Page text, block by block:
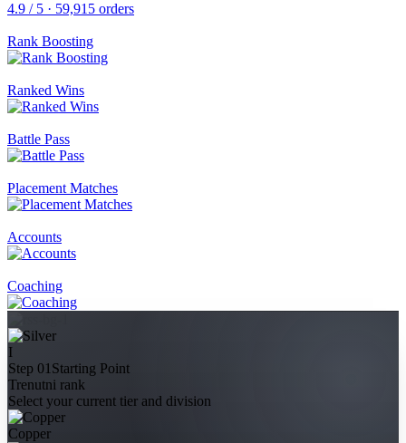
4.9 / 5 · 59,915 orders
Rank Boosting
Ranked Wins
Battle Pass
Placement Matches
Accounts
Coaching
I
Step 01 Starting Point
Trenutni rank
Select your current tier and division
Copper